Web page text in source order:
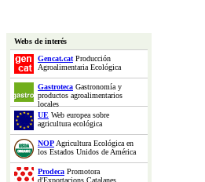
Webs de interés
Gencat.catProducción
Agroalimentaria Ecológica
Gastroteca Gastronomía y
productos agroalimentarios
locales
UE Web europea sobre
agricultura ecológica
NOPAgricultura Ecológica en
los Estados Unidos de América
Prodeca Promotora